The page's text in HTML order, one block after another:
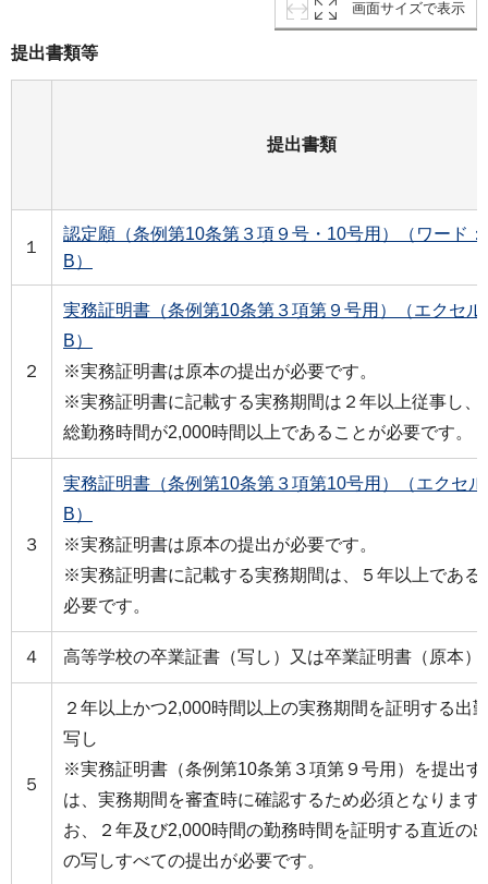
画面サイズで表示
提出書類等
提出書類
１
認定願（条例第10条第３項９号・10号用）（ワード
B）
２
実務証明書（条例第10条第３項第９号用）（エクセル
B）
※実務証明書は原本の提出が必要です。
※実務証明書に記載する実務期間は２年以上従事し、
総勤務時間が2,000時間以上であることが必要です。
３
実務証明書（条例第10条第３項第10号用）（エクセ
B）
※実務証明書は原本の提出が必要です。
※実務証明書に記載する実務期間は、５年以上である
必要です。
４ 高等学校の卒業証書（写し）又は卒業証明書（原本）
５
２年以上かつ2,000時間以上の実務期間を証明する出
写し
※実務証明書（条例第10条第３項第９号用）を提出す
は、実務期間を審査時に確認するため必須となります
お、２年及び2,000時間の勤務時間を証明する直近の
の写しすべての提出が必要です。